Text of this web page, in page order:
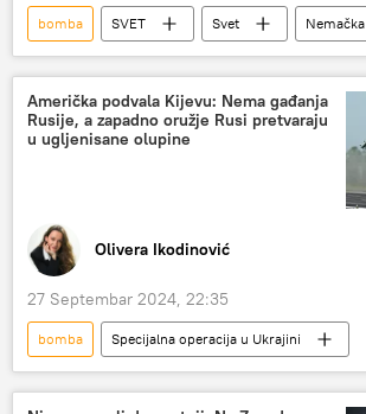
bomba SVET Svet
Nemačka
Društvo
keln Drugi svetski rat
Američka podvala Kijevu: Nema gađanja
Rusije, a zapadno oružje Rusi pretvaraju
u ugljenisane olupine
Olivera Ikodinović
27 Septembar 2024, 22:35
bomba
Specijalna operacija u Ukrajini
Specijalna vojna operacija u Ukrajini – vesti
Analize i mišljenja
Rusija